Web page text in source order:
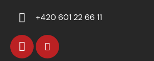
+420 601 22 66 11